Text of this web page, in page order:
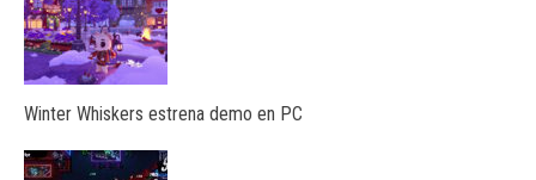
Winter Whiskers estrena demo en PC